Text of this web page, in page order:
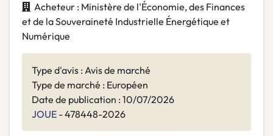
Acheteur : Ministère de l'Économie, des Finances
et de la Souveraineté Industrielle Énergétique et
Numérique
Type d'avis : Avis de marché
Type de marché : Européen
Date de publication : 10/07/2026
JOUE - 478448-2026